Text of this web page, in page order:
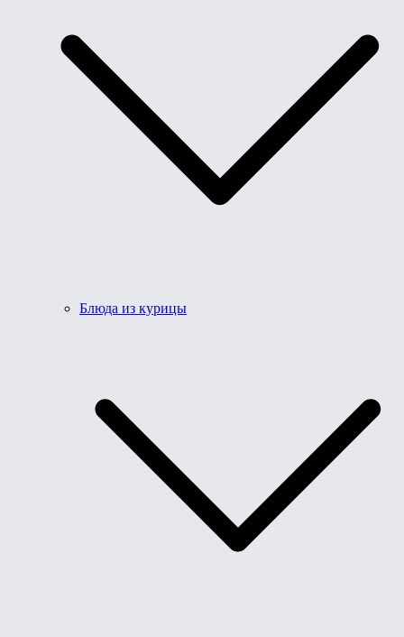
Блюда из курицы